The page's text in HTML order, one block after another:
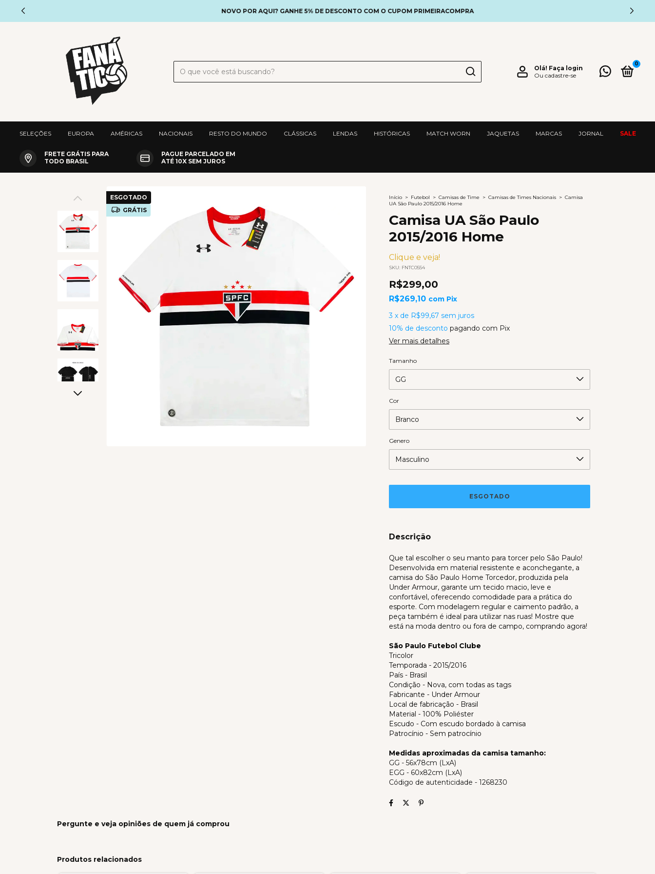
NOVO POR AQUI? GANHE 5% DE DESCONTO COM O CUPOM PRIMEIRACOMPRA
Olá! Faça login
Ou cadastre-se
0
SELEÇÕES EUROPA AMÉRICAS NACIONAIS RESTO DO MUNDO CLÁSSICAS LENDAS HISTÓRICAS MATCH WORN JAQUETAS MARCAS JORNAL SALE
FRETE GRÁTIS PARA
TODO BRASIL
PAGUE PARCELADO EM
ATÉ 10X SEM JUROS
ESGOTADO
GRÁTIS
Início > Futebol > Camisas de Time > Camisas de Times Nacionais > Camisa
UA São Paulo 2015/2016 Home
Camisa UA São Paulo
2015/2016 Home
Clique e veja!
SKU: FNTC0554
R$299,00
R$269,10 com Pix
3 x de R$99,67 sem juros
10% de desconto pagando com Pix
Ver mais detalhes
Tamanho
Cor
Genero
Descrição
Que tal escolher o seu manto para torcer pelo São Paulo!
Desenvolvida em material resistente e aconchegante, a
camisa do São Paulo Home Torcedor, produzida pela
Under Armour, garante um tecido macio, leve e
confortável, oferecendo comodidade para a prática do
esporte. Com modelagem regular e caimento padrão, a
peça também é ideal para utilizar nas ruas! Mostre que
está na moda dentro ou fora de campo, comprando agora!
São Paulo Futebol Clube
Tricolor
Temporada - 2015/2016
País - Brasil
Condição - Nova, com todas as tags
Fabricante - Under Armour
Local de fabricação - Brasil
Material - 100% Poliéster
Escudo - Com escudo bordado à camisa
Patrocínio - Sem patrocínio
Medidas aproximadas da camisa tamanho:
GG - 56x78cm (LxA)
EGG - 60x82cm (LxA)
Código de autenticidade - 1268230
Pergunte e veja opiniões de quem já comprou
Produtos relacionados